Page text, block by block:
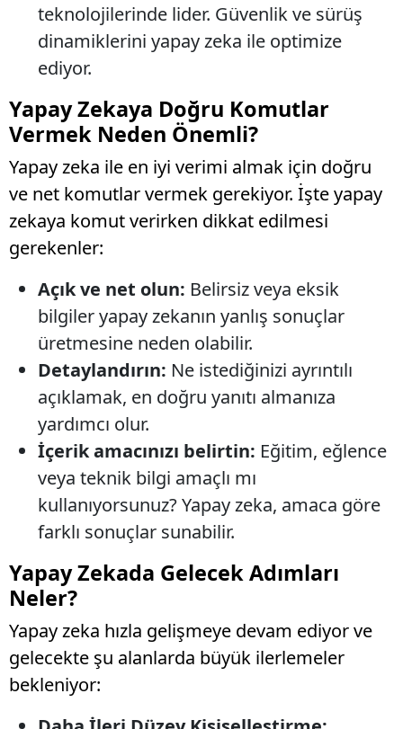
teknolojilerinde lider. Güvenlik ve sürüş
dinamiklerini yapay zeka ile optimize
ediyor.
Yapay Zekaya Doğru Komutlar
Vermek Neden Önemli?
Yapay zeka ile en iyi verimi almak için doğru
ve net komutlar vermek gerekiyor. İşte yapay
zekaya komut verirken dikkat edilmesi
gerekenler:
Açık ve net olun: Belirsiz veya eksik
bilgiler yapay zekanın yanlış sonuçlar
üretmesine neden olabilir.
Detaylandırın: Ne istediğinizi ayrıntılı
açıklamak, en doğru yanıtı almanıza
yardımcı olur.
İçerik amacınızı belirtin: Eğitim, eğlence
veya teknik bilgi amaçlı mı
kullanıyorsunuz? Yapay zeka, amaca göre
farklı sonuçlar sunabilir.
Yapay Zekada Gelecek Adımları
Neler?
Yapay zeka hızla gelişmeye devam ediyor ve
gelecekte şu alanlarda büyük ilerlemeler
bekleniyor: